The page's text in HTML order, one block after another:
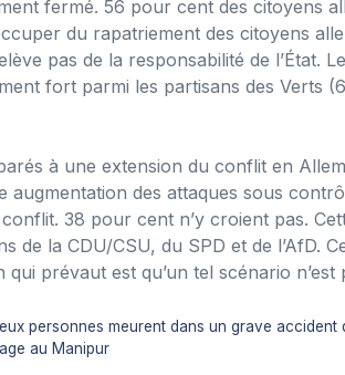
fermé. 56 pour cent des citoyens
du rapatriement des citoyens
pas de la responsabilité de l’État.
fort parmi les partisans des Verts
à une extension du conflit en
augmentation des attaques sous
38 pour cent n’y croient pas.
de la CDU/CSU, du SPD et de l’AfD.
qui prévaut est qu’un tel scénario
personnes meurent dans un grave
au Manipur